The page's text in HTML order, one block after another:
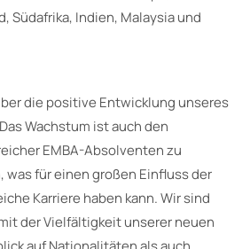
Südafrika, Indien, Malaysia und
die positive Entwicklung unseres
Wachstum ist auch den
EMBA-Absolventen zu
was für einen großen Einfluss der
Karriere haben kann. Wir sind
der Vielfältigkeit unserer neuen